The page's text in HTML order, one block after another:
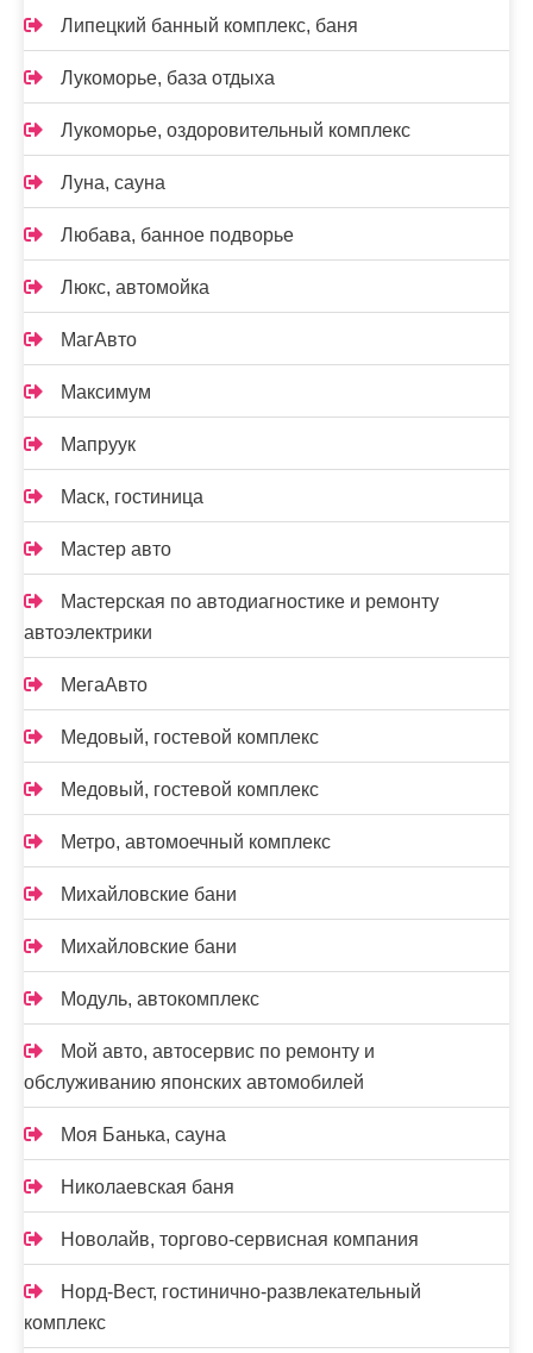
Липецкий банный комплекс, баня
Лукоморье, база отдыха
Лукоморье, оздоровительный комплекс
Луна, сауна
Любава, банное подворье
Люкс, автомойка
МагАвто
Максимум
Мапруук
Маск, гостиница
Мастер авто
Мастерская по автодиагностике и ремонту
автоэлектрики
МегаАвто
Медовый, гостевой комплекс
Медовый, гостевой комплекс
Метро, автомоечный комплекс
Михайловские бани
Михайловские бани
Модуль, автокомплекс
Мой авто, автосервис по ремонту и
обслуживанию японских автомобилей
Моя Банька, сауна
Николаевская баня
Новолайв, торгово-сервисная компания
Норд-Вест, гостинично-развлекательный
комплекс